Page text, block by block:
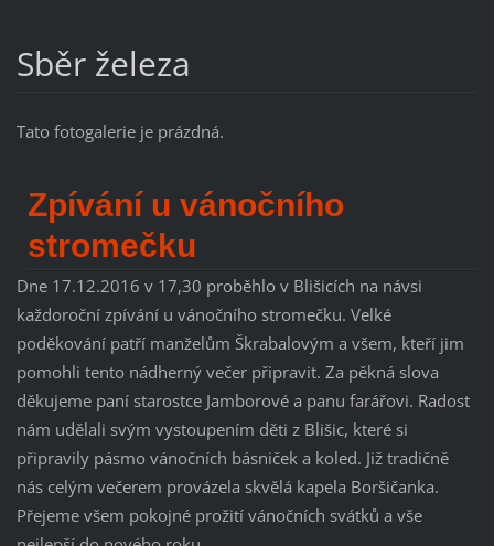
Sběr železa
Tato fotogalerie je prázdná.
Zpívání u vánočního
stromečku
Dne 17.12.2016 v 17,30 proběhlo v Blišicích na návsi
každoroční zpívání u vánočního stromečku. Velké
poděkování patří manželům Škrabalovým a všem, kteří jim
pomohli tento nádherný večer připravit. Za pěkná slova
děkujeme paní starostce Jamborové a panu farářovi. Radost
nám udělali svým vystoupením děti z Blišic, které si
připravily pásmo vánočních básniček a koled. Již tradičně
nás celým večerem provázela skvělá kapela Boršičanka.
Přejeme všem pokojné prožití vánočních svátků a vše